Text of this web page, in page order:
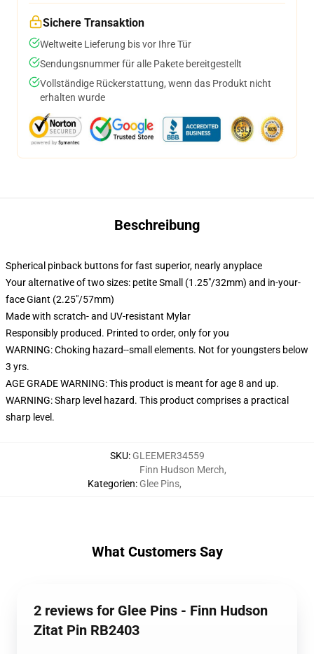
Sichere Transaktion
Weltweite Lieferung bis vor Ihre Tür
Sendungsnummer für alle Pakete bereitgestellt
Vollständige Rückerstattung, wenn das Produkt nicht
erhalten wurde
Beschreibung
Spherical pinback buttons for fast superior, nearly anyplace
Your alternative of two sizes: petite Small (1.25"/32mm) and in-your-
face Giant (2.25"/57mm)
Made with scratch- and UV-resistant Mylar
Responsibly produced. Printed to order, only for you
WARNING: Choking hazard--small elements. Not for youngsters below
3 yrs.
AGE GRADE WARNING: This product is meant for age 8 and up.
WARNING: Sharp level hazard. This product comprises a practical
sharp level.
SKU: GLEEMER34559
Kategorien:
Finn Hudson Merch,
Glee Pins,
What Customers Say
2 reviews for Glee Pins - Finn Hudson
Zitat Pin RB2403